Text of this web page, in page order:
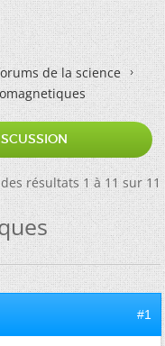
de la science
résultats 1 à 11 sur 11
#1